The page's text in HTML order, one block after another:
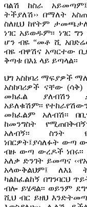
ባልሽ ከስራ
ትችያለሽ›› በማለት
ስለዚህ ከየትም
ነገር አይወዱም፡፡ ነገር
ሆን ብዬ “መቶ ሺ
ብዬ ብዋሽና አጣርተው
ቅጣቱ በእኔ ላይ ይጣላል፡፡
ህግ አስከባሪ ማፍያዎች
አስከባሪዎች ናቸው
መክፈል ያለብሽን
አይለቁሽም፡፡
መክፈልም አለብሽ፡፡
ከመንግስት
አለብኝ፡፡ ስንት
ነበርዎት፤ያሳለፉት ውጣ
ብዙ ውጣ ውረዶች
አለቃ ድንገት ይመጣና
አላውቅልህም፤ ለእኔ
ካልከፈልከኝ በግንባርህ
ብሎ ይሄዳል፡፡ ወይንም
ሺህ ብር ይዘህ